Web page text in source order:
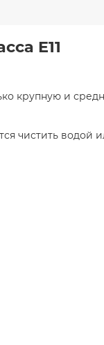
E11
крупную и
чистить водой